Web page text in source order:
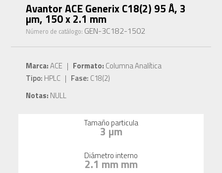
Avantor ACE Generix C18(2) 95 Å, 3
µm, 150 x 2.1 mm
Número de catálogo: GEN-3C182-1502
Marca:ACE | Formato: Columna Analítica
Tipo: HPLC | Fase: C18(2)
Notas: NULL
Tamaño particula
3 µm
Diámetro interno
2.1 mm mm